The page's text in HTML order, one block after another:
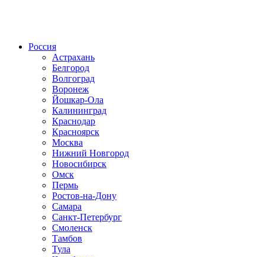
Россия
Астрахань
Белгород
Волгоград
Воронеж
Йошкар-Ола
Калининград
Краснодар
Красноярск
Москва
Нижний Новгород
Новосибирск
Омск
Пермь
Ростов-на-Дону
Самара
Санкт-Петербург
Смоленск
Тамбов
Тула